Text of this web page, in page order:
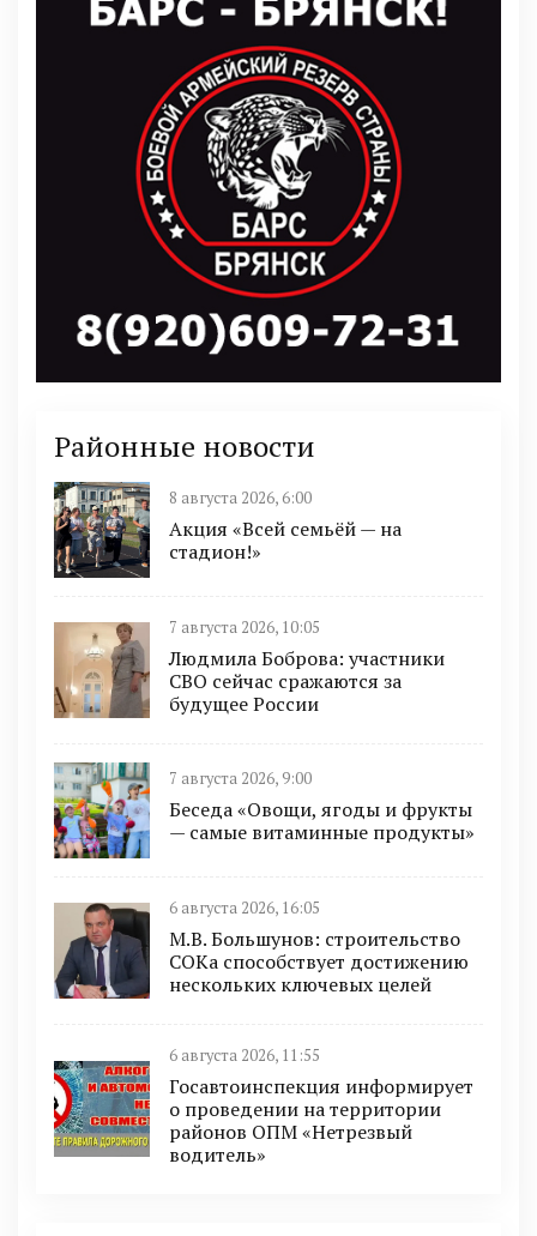
Районные новости
8 августа 2026, 6:00
Акция «Всей семьёй — на
стадион!»
7 августа 2026, 10:05
Людмила Боброва: участники
СВО сейчас сражаются за
будущее России
7 августа 2026, 9:00
Беседа «Овощи, ягоды и фрукты
— самые витаминные продукты»
6 августа 2026, 16:05
М.В. Большунов: строительство
СОКа способствует достижению
нескольких ключевых целей
6 августа 2026, 11:55
Госавтоинспекция информирует
о проведении на территории
районов ОПМ «Нетрезвый
водитель»